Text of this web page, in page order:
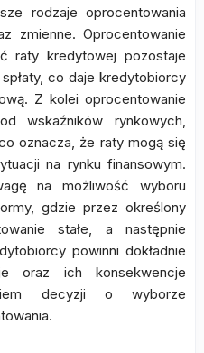
rodzaje oprocentowania
zmienne. Oprocentowanie
raty kredytowej pozostaje
co daje kredytobiorcy
Z kolei oprocentowanie
wskaźników rynkowych,
oznacza, że raty mogą się
na rynku finansowym.
na możliwość wyboru
gdzie przez określony
stałe, a następnie
powinni dokładnie
oraz ich konsekwencje
decyzji o wyborze